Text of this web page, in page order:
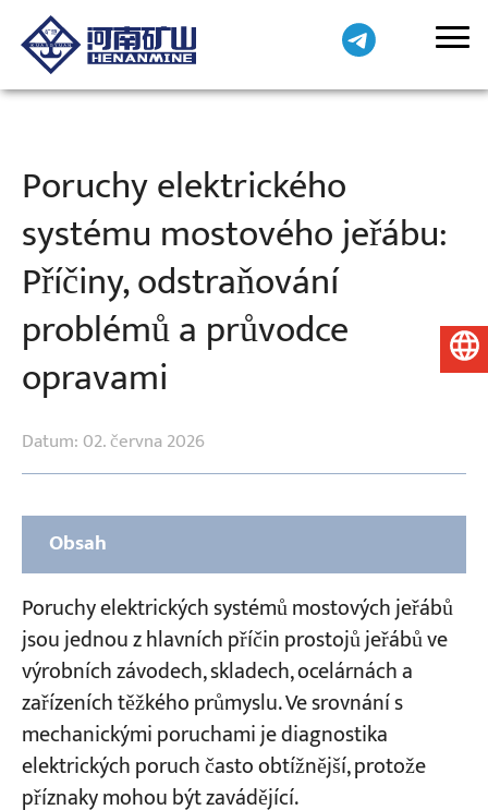
Poruchy elektrického
systému mostového jeřábu:
Příčiny, odstraňování
problémů a průvodce
opravami
Datum: 02. června 2026
Obsah
systému mostového jeřábu
1. Poruchy střídavého motoru
2. Poruchy střídavého elektromagnetu
3. Poruchy stykačů a relé střídavého proudu
4. Poruchy hydraulického elektromagnetu
Poruchy elektrických systémů mostových jeřábů
jsou jednou z hlavních příčin prostojů jeřábů ve
výrobních závodech, skladech, ocelárnách a
zařízeních těžkého průmyslu. Ve srovnání s
mechanickými poruchami je diagnostika
elektrických poruch často obtížnější, protože
příznaky mohou být zavádějící.
Čeština